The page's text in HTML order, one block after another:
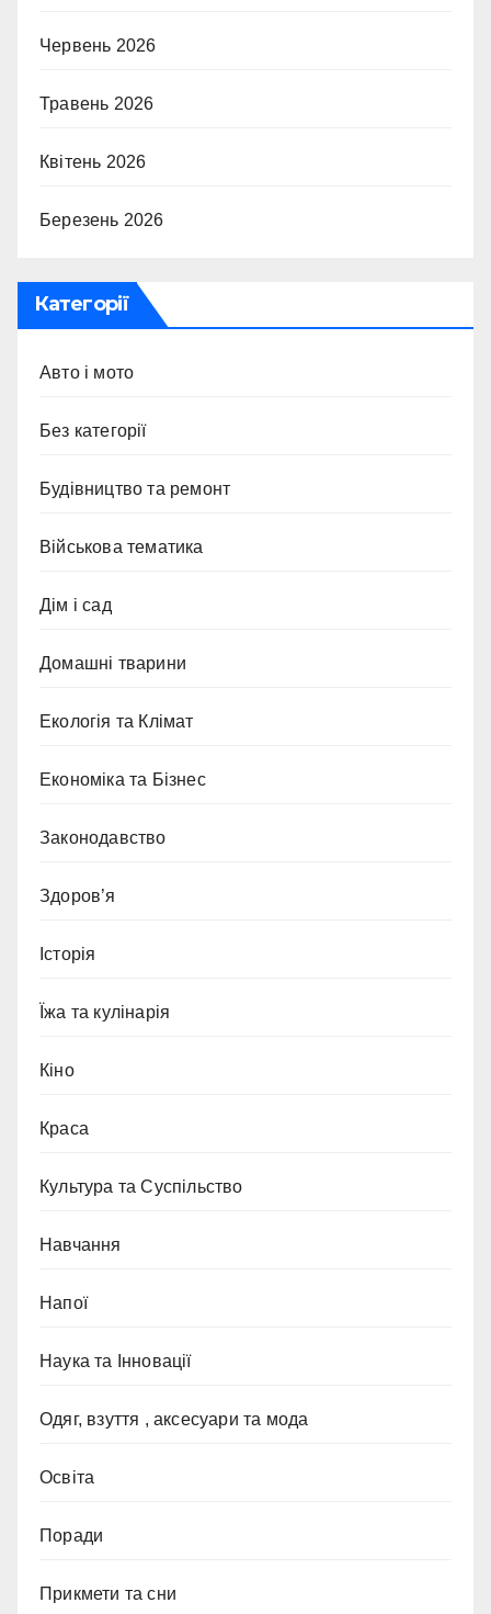
Червень 2026
Травень 2026
Квітень 2026
Березень 2026
Категорії
Авто і мото
Без категорії
Будівництво та ремонт
Військова тематика
Дім і сад
Домашні тварини
Екологія та Клімат
Економіка та Бізнес
Законодавство
Здоров’я
Історія
Їжа та кулінарія
Кіно
Краса
Культура та Суспільство
Навчання
Напої
Наука та Інновації
Одяг, взуття , аксесуари та мода
Освіта
Поради
Прикмети та сни